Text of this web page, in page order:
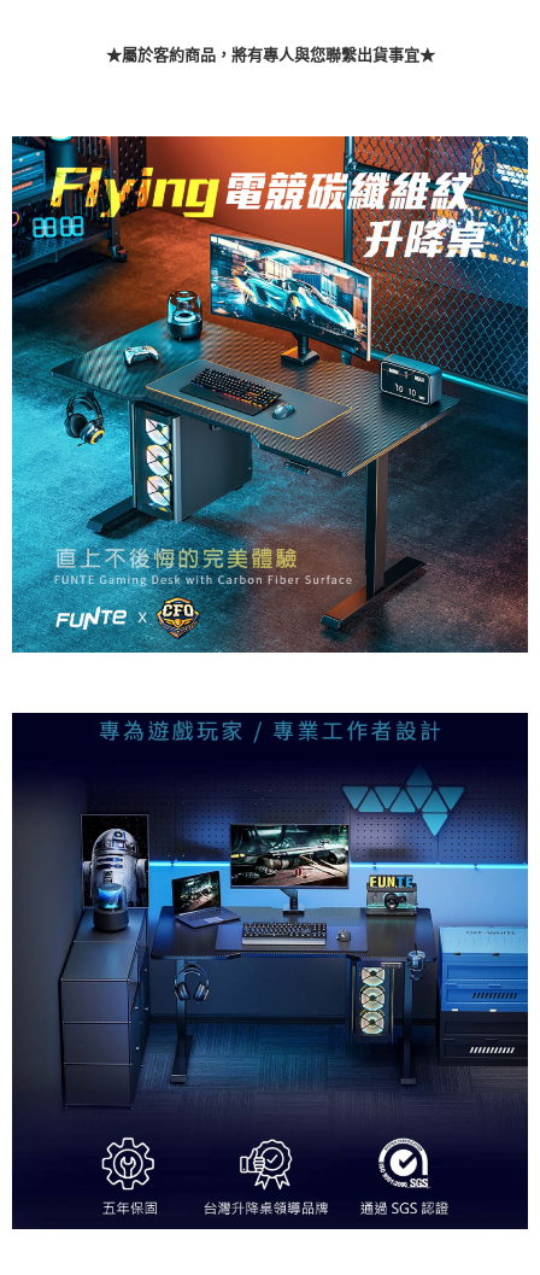
【注意事項】
２．關於個人資料處理事宜，請瀏覽以下網址：
https://aftee.tw/terms/#terms3
３．未成年的使用者請事先徵得法定代理人或監護人之同意方可使用
「AFTEE先享後付」，若未經同意申辦者引起之損失，本公司不負相關責
任。
４．使用「AFTEE先享後付」時，將依據個別帳號之用戶狀況，依本公司即
時審查核予不同之上限額度；若仍有額度不足之情形，本公司將視審查結果
請求用戶進行身份認證。
５．嚴禁一人註冊多個帳號或使用他人資訊註冊。若發現惡意使用之情形，
恩沛科技股份有限公司將有權停止該用戶之使用額度並採取法律行動。
★屬於客約商品，將有專人與您聯繫出貨事宜★